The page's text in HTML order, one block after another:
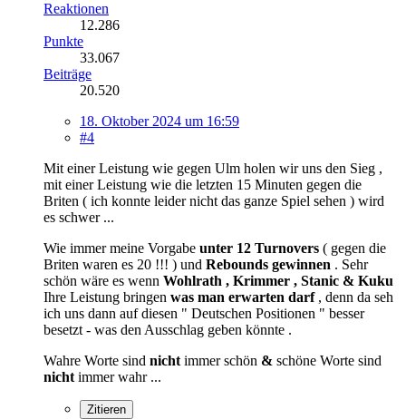
Reaktionen
12.286
Punkte
33.067
Beiträge
20.520
18. Oktober 2024 um 16:59
#4
Mit einer Leistung wie gegen Ulm holen wir uns den Sieg ,
mit einer Leistung wie die letzten 15 Minuten gegen die
Briten ( ich konnte leider nicht das ganze Spiel sehen ) wird
es schwer ...
Wie immer meine Vorgabe unter 12 Turnovers ( gegen die
Briten waren es 20 !!! ) und Rebounds gewinnen . Sehr
schön wäre es wenn Wohlrath , Krimmer , Stanic & Kuku
Ihre Leistung bringen was man erwarten darf, denn da seh
ich uns dann auf diesen " Deutschen Positionen " besser
besetzt - was den Ausschlag geben könnte .
Wahre Worte sind nichtimmer schön & schöne Worte sind
nichtimmer wahr ...
Zitieren